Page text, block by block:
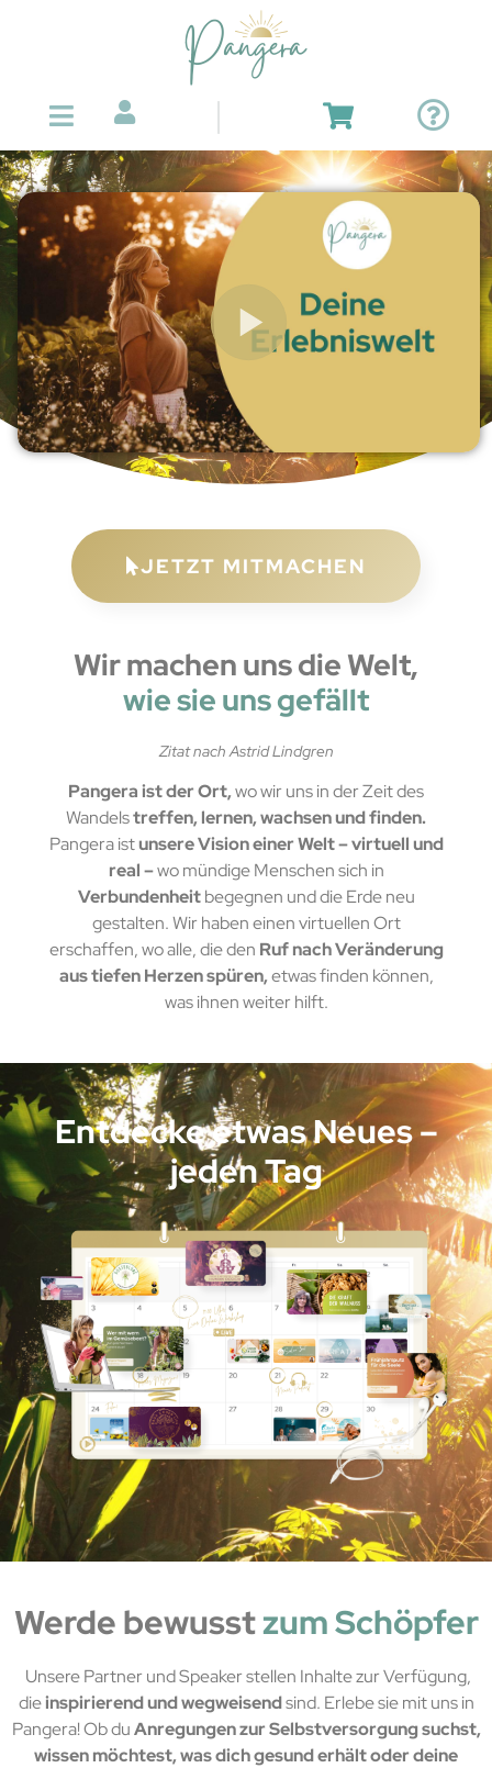
JETZT MITMACHEN
Wir machen uns die Welt,
wie sie uns gefällt
Zitat nach Astrid Lindgren
Pangera ist der Ort,wo wir uns in der Zeit des
Wandelstreffen, lernen, wachsen und finden.
Pangera istunsere Vision einer Welt – virtuell und
real –wo mündige Menschen sich in
Verbundenheitbegegnen und die Erde neu
gestalten. Wir haben einen virtuellen Ort
erschaffen, wo alle, die den Ruf nach Veränderung
aus tiefen Herzen spüren,etwas finden können,
was ihnen weiter hilft.
Entdecke etwas Neues –
jeden Tag
Werde bewusstzum Schöpfer
Unsere Partner und Speaker stellen Inhalte zur Verfügung,
dieinspirierend und wegweisendsind. Erlebe sie mit uns in
Pangera! Ob duAnregungen zur Selbstversorgung suchst,
wissen möchtest, was dich gesund erhält oder deine